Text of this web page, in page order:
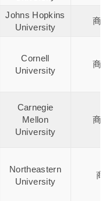
Johns Hopkins
University
商
Cornell
University
商
Carnegie
Mellon
University
商
Northeastern
University
商